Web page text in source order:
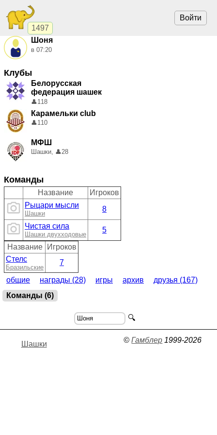
1497
Войти
Шоня
в 07:20
Клубы
Белорусская
федерация шашек
👤118
Карамельки club
👤110
МФШ
Шашки, 👤28
Команды
Название
Игроков
Рыцари мысли
Шашки
8
Чистая сила
Шашки двухходовые
5
Название
Игроков
Стелс
Бразильские
7
общие награды (28) игры архив
друзья (167)
Команды (6)
🔍
Шашки ©Гамблер 1999-2026